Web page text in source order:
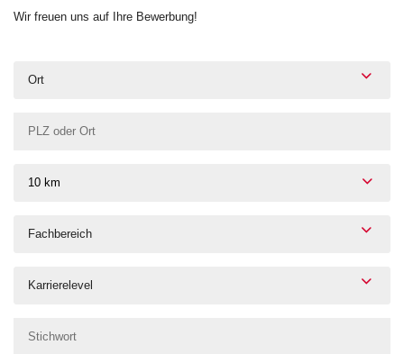
Wir freuen uns auf Ihre Bewerbung!
Ort
10 km
Fachbereich
Karrierelevel